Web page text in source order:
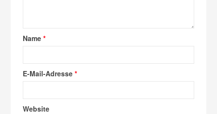
Name*
E-Mail-Adresse*
Website